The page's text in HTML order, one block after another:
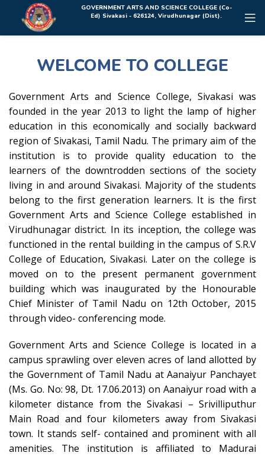
Rolex Replica Uhren DeutschlandGOVERNMENT ARTS AND SCIENCE COLLEGE (Co-
Ed) Sivakasi - 626124, Virudhunagar (Dist).
WELCOME TO COLLEGE
Government Arts and Science College, Sivakasi was
founded in the year 2013 to light the lamp of higher
education in this economically and socially backward
region of Sivakasi, Tamil Nadu. The primary aim of the
institution is to provide quality education to the
learners of the downtrodden sections of the society
living in and around Sivakasi. Majority of the students
belong to the first generation learners. It is the first
Government Arts and Science College established in
Virudhunagar district. In its inception, the college was
functioned in the rental building in the campus of S.R.V
College of Education, Sivakasi. Later on the college is
moved on to the present permanent government
building which was inaugurated by the Honourable
Chief Minister of Tamil Nadu on 12th October, 2015
through video- conferencing mode.
Government Arts and Science College is located in a
campus sprawling over eleven acres of land allotted by
the Government of Tamil Nadu at Aanaiyur Panchayet
(Ms. Go. No: 98, Dt. 17.06.2013) on Aanaiyur road with a
kilometer distance from the Sivakasi – Srivilliputhur
Main Road and four kilometers away from Sivakasi
town. It stands self- contained and prominent with all
amenities. The institution is affiliated to Madurai